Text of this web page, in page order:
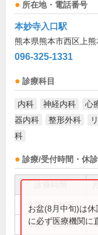
所在地・電話番号
本妙寺入口駅
熊本県熊本市西区上
096-325-1331
診療科目
内科 神経内科 心
器内科
整形外科
科
診療/受付時間・休診
9:00～13:00
9:00～18:00 ●
お盆(8月中旬)は
に必ず医療機関に